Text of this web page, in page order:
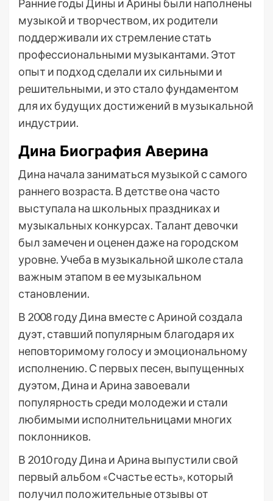
Ранние годы Дины и Арины были наполнены
музыкой и творчеством, их родители
поддерживали их стремление стать
профессиональными музыкантами. Этот
опыт и подход сделали их сильными и
решительными, и это стало фундаментом
для их будущих достижений в музыкальной
индустрии.
Дина Биография Аверина
Дина начала заниматься музыкой с самого
раннего возраста. В детстве она часто
выступала на школьных праздниках и
музыкальных конкурсах. Талант девочки
был замечен и оценен даже на городском
уровне. Учеба в музыкальной школе стала
важным этапом в ее музыкальном
становлении.
В 2008 году Дина вместе с Ариной создала
дуэт, ставший популярным благодаря их
неповторимому голосу и эмоциональному
исполнению. С первых песен, выпущенных
дуэтом, Дина и Арина завоевали
популярность среди молодежи и стали
любимыми исполнительницами многих
поклонников.
В 2010 году Дина и Арина выпустили свой
первый альбом «Счастье есть», который
получил положительные отзывы от